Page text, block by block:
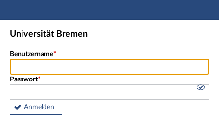
Hauptnavigation
Shibboleth Login
Universität Bremen
Benutzername
Passwort
Anmelden